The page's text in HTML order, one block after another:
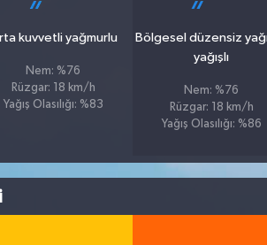
kuvvetli yağmurlu
Nem: %76
Rüzgar: 18 km/h
Yağış Olasılığı: %83
Bölgesel düzensiz
yağışlı
Nem: %76
Rüzgar: 18 km/h
Yağış Olasılığı: %86